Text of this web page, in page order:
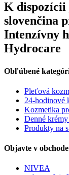
K dispozícii
slovenčina
Intenzívny
Hydrocare
Obľúbené
Pleťová
24-hodinové
Kozmetika
Denné
Produkty na
Objavte v
NIVEA